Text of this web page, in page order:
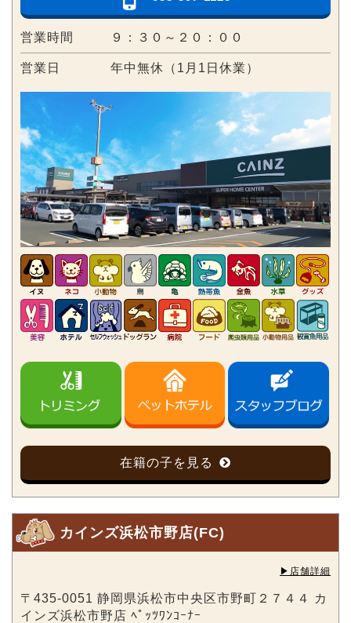
営業時間 ９：３０～２０：００
営業日 年中無休（1月1日休業）
在籍の子を見る
カインズ浜松市野店(FC)
▶︎店舗詳細
〒435-0051 静岡県浜松市中央区市野町２７４４ カ
インズ浜松市野店 ﾍﾟｯﾂﾜﾝｺｰﾅｰ